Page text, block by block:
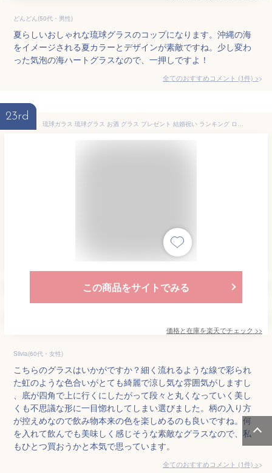
どんどん(50代・男性)
夏らしいおしゃれな琉球グラスのコップになります。沖縄の海
をイメージされる夏カラーとデザインが素敵ですね。少し変わ
った気泡の海ハートグラスなので、一押しですよ！
全てのおすすめコメント (1件) >
23rd
琉球ガラス 琉球グラス お酒 グラス プレゼント 結婚祝い ランキング ロックグラス おすすめ ビアグラス おしゃれ 焼酎 焼酎グラス 琉球 ガラス 泡 誕生日プレゼント ガラスコップ 梅酒 酒【残波ロックグラス・レインボー/匠】
この商品をサイトでみる
価格と在庫を楽天でチェック >>
Silvia(60代・女性)
こちらのグラスはいかがですか？細く流れるような線で彩られ
た虹のような色合いがとても綺麗で涼し気な雰囲気がしますし
、底が四角で上に行くにしたがって段々と丸くなっていく美し
くも不思議な形に一目惚れしてしまい選びました。柄の入り方
が控えめなので飲み物本来の色を楽しめるのも良いですね。何
を入れて飲んでも美味しく感じそうな素敵なグラスなので、私
もひとつ買おうかと本気で思っています。
全てのおすすめコメント (1件) >